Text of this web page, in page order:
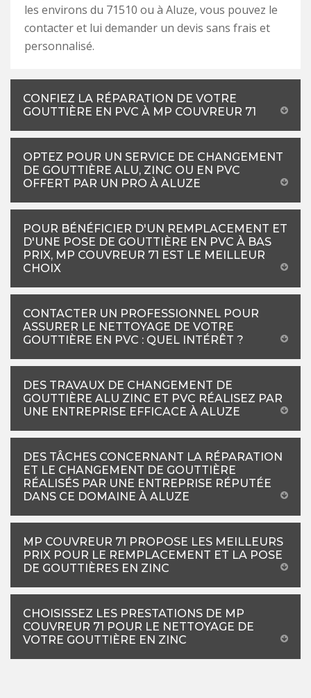
les environs du 71510 ou à Aluze, vous pouvez le
contacter et lui demander un devis sans frais et
personnalisé.
CONFIEZ LA RÉPARATION DE VOTRE
GOUTTIÈRE EN PVC À MP COUVREUR 71
OPTEZ POUR UN SERVICE DE CHANGEMENT
DE GOUTTIÈRE ALU, ZINC OU EN PVC
OFFERT PAR UN PRO À ALUZE
POUR BÉNÉFICIER D'UN REMPLACEMENT ET
D'UNE POSE DE GOUTTIÈRE EN PVC À BAS
PRIX, MP COUVREUR 71 EST LE MEILLEUR
CHOIX
CONTACTER UN PROFESSIONNEL POUR
ASSURER LE NETTOYAGE DE VOTRE
GOUTTIÈRE EN PVC : QUEL INTÉRÊT ?
DES TRAVAUX DE CHANGEMENT DE
GOUTTIÈRE ALU ZINC ET PVC RÉALISEZ PAR
UNE ENTREPRISE EFFICACE À ALUZE
DES TÂCHES CONCERNANT LA RÉPARATION
ET LE CHANGEMENT DE GOUTTIÈRE
RÉALISÉS PAR UNE ENTREPRISE RÉPUTÉE
DANS CE DOMAINE À ALUZE
MP COUVREUR 71 PROPOSE LES MEILLEURS
PRIX POUR LE REMPLACEMENT ET LA POSE
DE GOUTTIÈRES EN ZINC
CHOISISSEZ LES PRESTATIONS DE MP
COUVREUR 71 POUR LE NETTOYAGE DE
VOTRE GOUTTIÈRE EN ZINC